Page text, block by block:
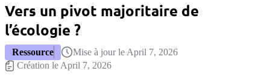
Vers un pivot majoritaire de
l’écologie ?
Ressource
Mise à jour le April 7, 2026
Création le April 7, 2026